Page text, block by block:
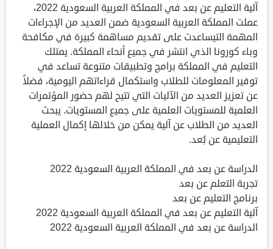
آلية التعليم عن بعد في المملكة العربية السعودية 2022،
عملت المملكة العربية السعودية ضمن العديد من الإجراءات
المهمة التيساعدت على تقديم مساهمة كبيرة في مكافحة
وباء كورونا الذي انتشر في جميع أنحاء المملكة. يمتلك
التعليم في المملكة برامج وتطبيقات متنوعة تساعد في
توفير المعلومات للطلاب واستكمال قراءاتهم اليومية، فضلاً
عن تعزيز العديد من الآليات التي تتيح لهم حضور المؤتمرات
العلمية للمستويات العلمية على جميع المستويات. يبحث
العديد من الطلاب عن آلية يمكن من خلالها إكمال العملية
التعليمية عن بُعد.
الدراسة عن بعد في المملكة العربية السعودية 2022
تجربة التعلم عن بعد
برنامج التعليم عن بعد
آلية التعليم عن بعد في المملكة العربية السعودية 2022
الدراسة عن بعد في المملكة العربية السعودية 2022